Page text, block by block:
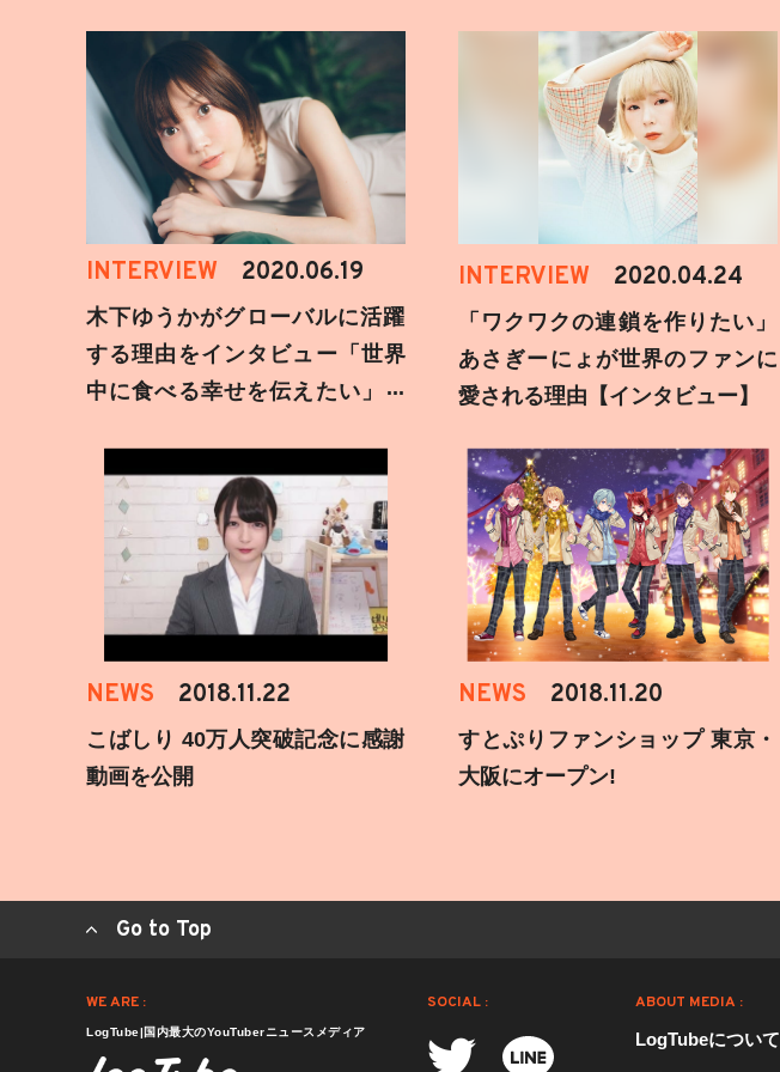
INTERVIEW 2020.06.19
木下ゆうかがグローバルに活躍
する理由をインタビュー「世界
中に食べる幸せを伝えたい」新
INTERVIEW 2020.04.24
「ワクワクの連鎖を作りたい」
あさぎーにょが世界のファンに
愛される理由【インタビュー】
NEWS 2018.11.22
こばしり 40万人突破記念に感謝
動画を公開
NEWS 2018.11.20
すとぷりファンショップ 東京・
大阪にオープン!
Go to Top
WE ARE :
LogTube|国内最大のYouTuberニュースメディア
SOCIAL : ABOUT MEDIA :
LogTubeについて